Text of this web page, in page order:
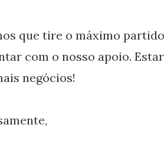
que tire o máximo
com o nosso apoio.
negócios!